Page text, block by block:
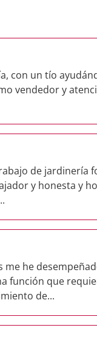
con un tío
vendedor y
de jardinería
y honesta y
me he
función que
de...